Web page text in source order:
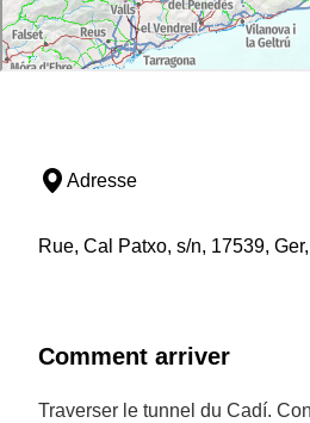
Adresse
Rue, Cal Patxo, s/n, 17539,
Comment arriver
Traverser le tunnel du Cadí.